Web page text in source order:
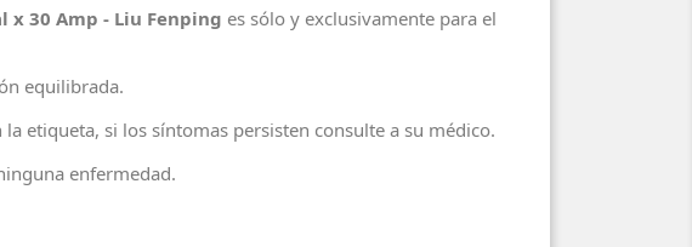
x 30 Amp - Liu Fenping es sólo y exclusivamente para el
equilibrada.
etiqueta, si los síntomas persisten consulte a su médico.
enfermedad.